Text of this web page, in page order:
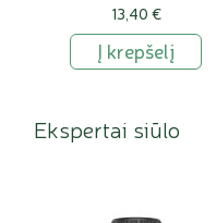
13,40 €
Į krepšelį
Ekspertai siūlo